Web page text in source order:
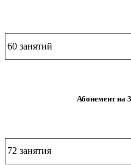
60 занятий
Абонемент на
72 занятия